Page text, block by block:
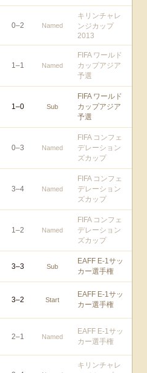
0–2 Named
キリンチャレ
ンジカップ
2013
1–1 Named
FIFA ワールド
カップアジア
予選
1–0 Sub
FIFA ワールド
カップアジア
予選
0–3 Named
FIFA コンフェ
デレーション
ズカップ
3–4 Named
FIFA コンフェ
デレーション
ズカップ
1–2 Named
FIFA コンフェ
デレーション
ズカップ
3–3 Sub
EAFF E-1サッ
カー選手権
3–2 Start
EAFF E-1サッ
カー選手権
2–1 Named
EAFF E-1サッ
カー選手権
キリンチャレ